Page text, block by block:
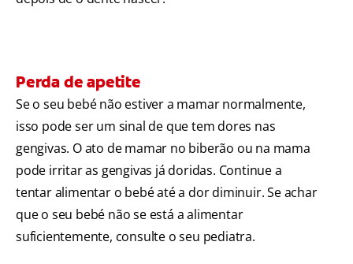
Perda de apetite
Se o seu bebé não estiver a mamar normalmente,
isso pode ser um sinal de que tem dores nas
gengivas. O ato de mamar no biberão ou na mama
pode irritar as gengivas já doridas. Continue a
tentar alimentar o bebé até a dor diminuir. Se achar
que o seu bebé não se está a alimentar
suficientemente, consulte o seu pediatra.